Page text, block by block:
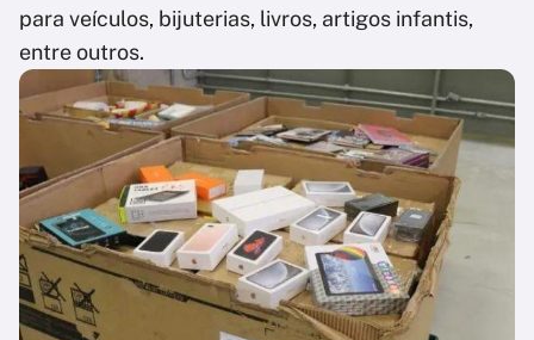
para veículos, bijuterias, livros, artigos infantis,
entre outros.